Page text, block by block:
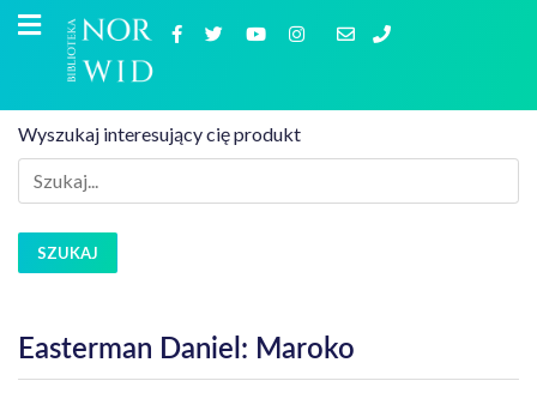
Wyszukaj interesujący cię produkt
SZUKAJ
Easterman Daniel: Maroko